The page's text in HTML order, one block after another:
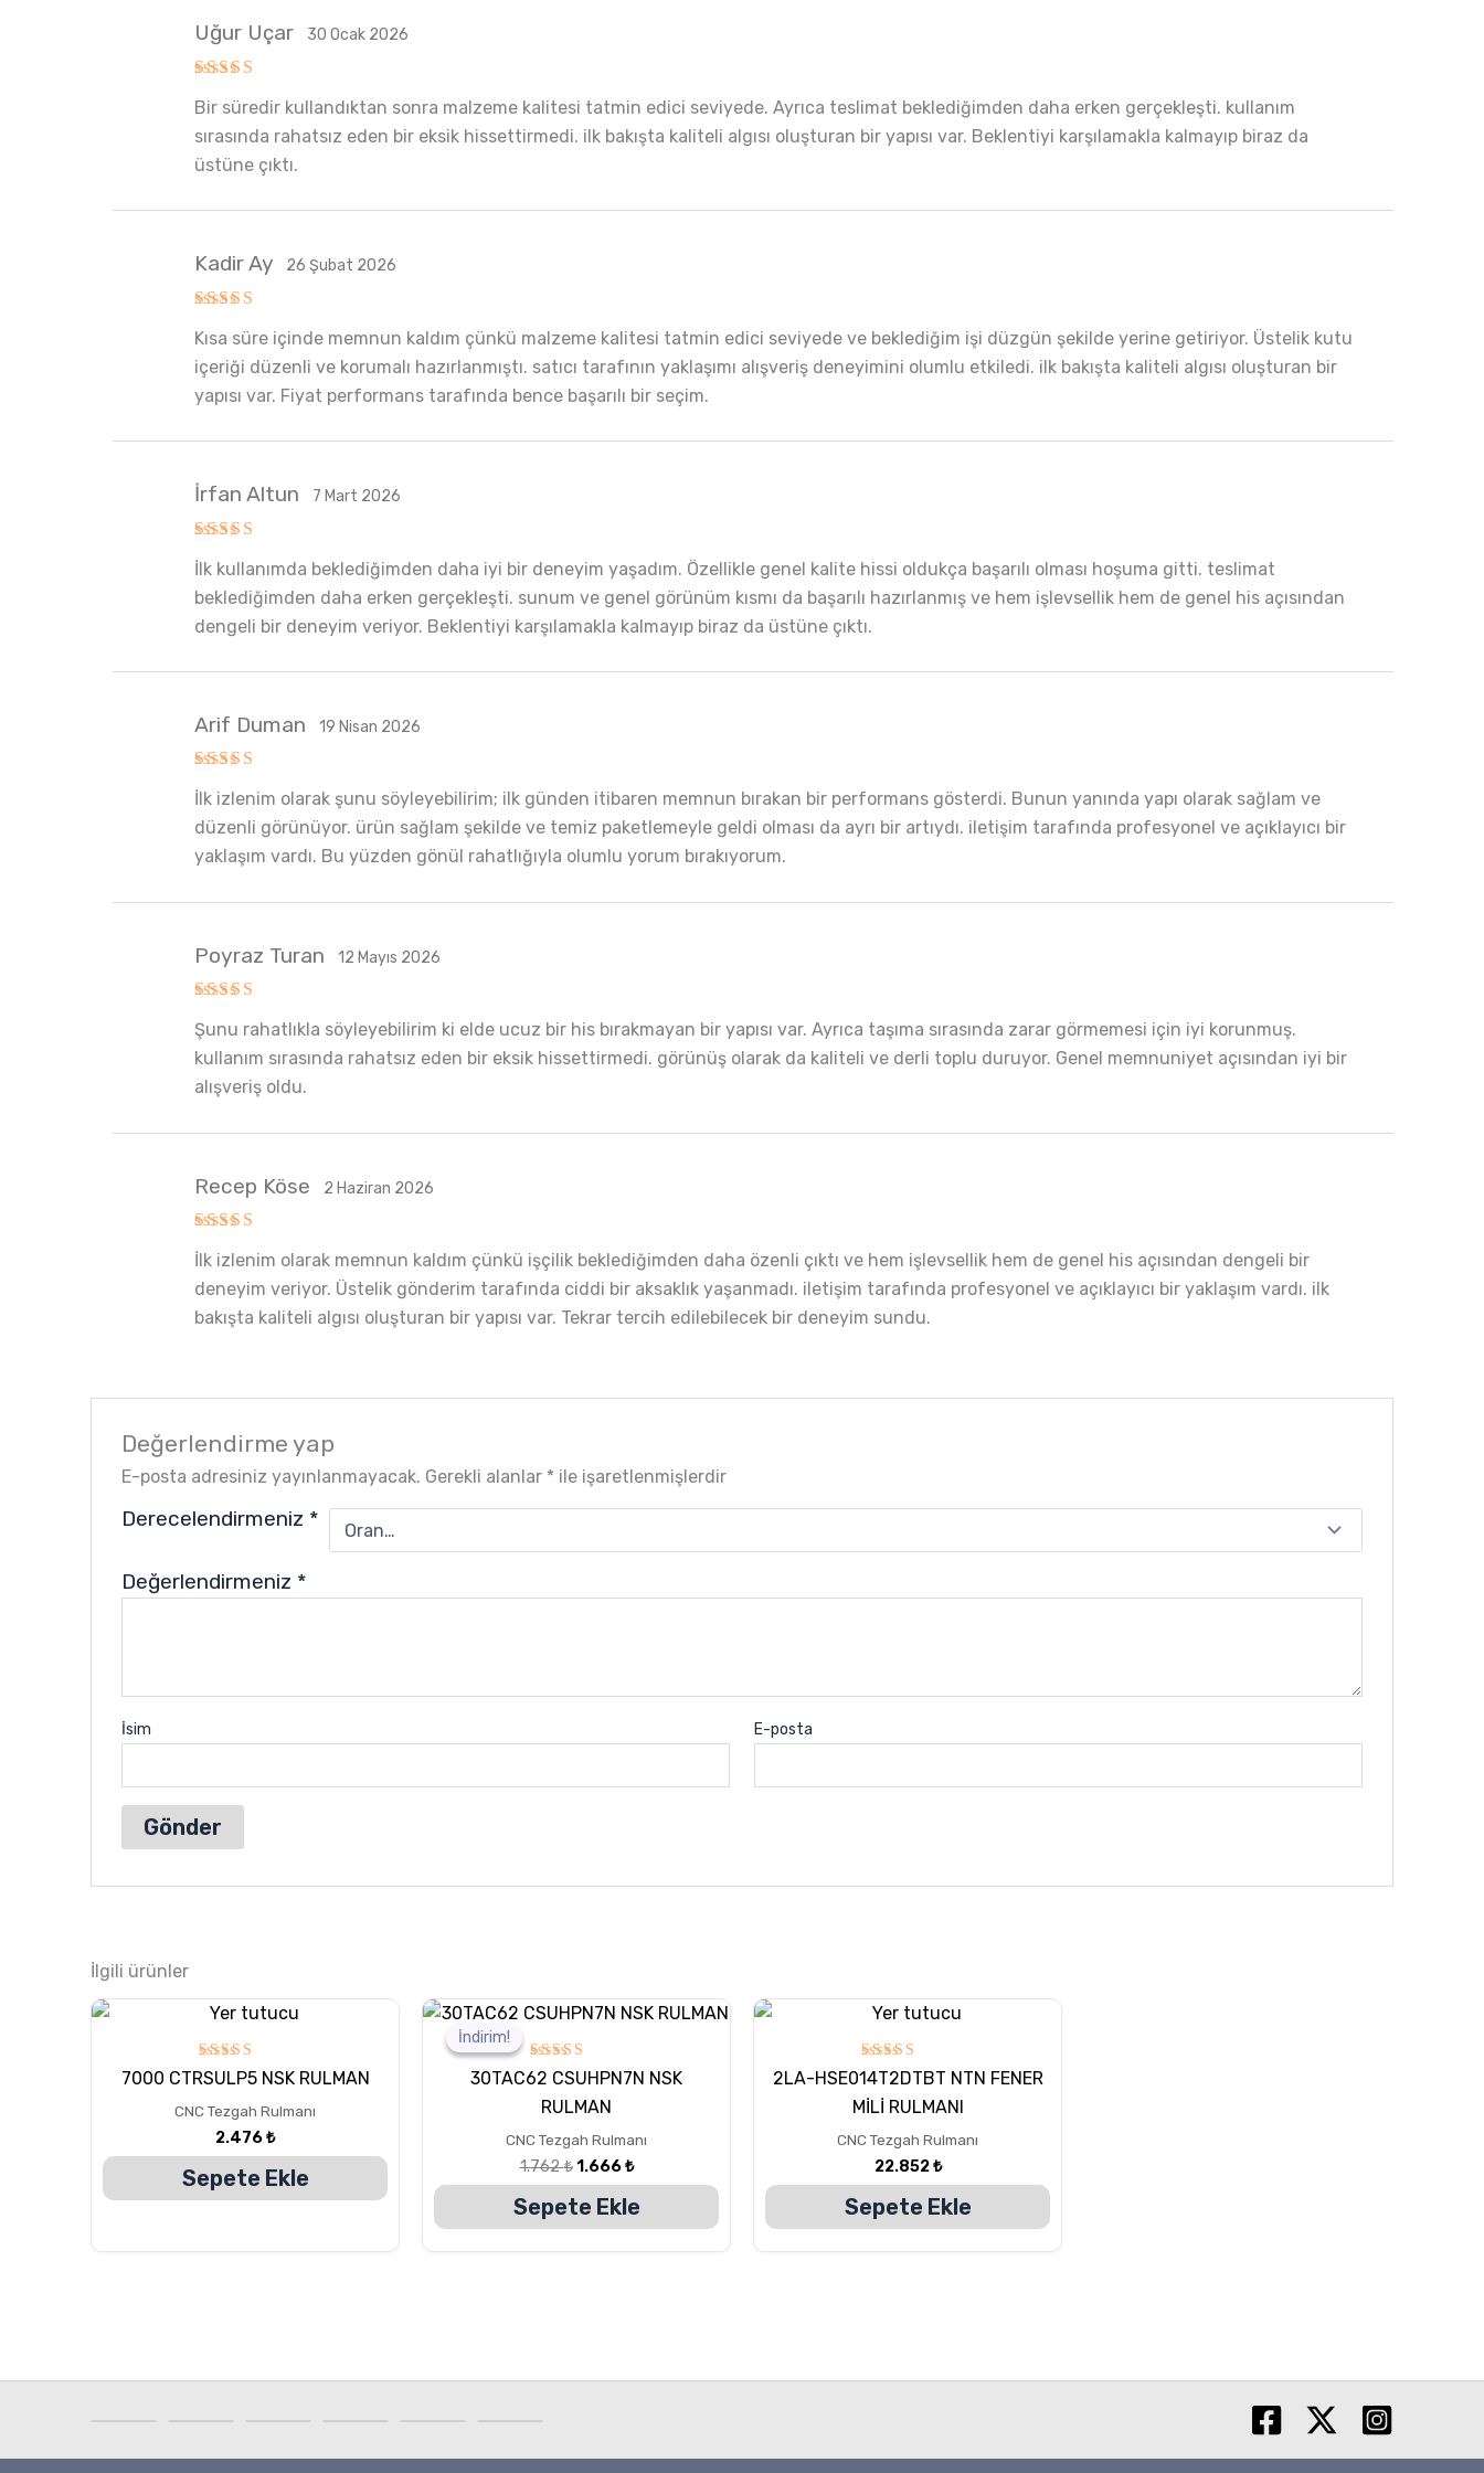
5oy aldı
Uğur Uçar 30 Ocak 2026
Bir süredir kullandıktan sonra malzeme kalitesi tatmin edici seviyede. Ayrıca teslimat beklediğimden daha erken gerçekleşti. kullanım
sırasında rahatsız eden bir eksik hissettirmedi. ilk bakışta kaliteli algısı oluşturan bir yapısı var. Beklentiyi karşılamakla kalmayıp biraz da
üstüne çıktı.
5oy aldı
Kadir Ay 26 Şubat 2026
Kısa süre içinde memnun kaldım çünkü malzeme kalitesi tatmin edici seviyede ve beklediğim işi düzgün şekilde yerine getiriyor. Üstelik kutu
içeriği düzenli ve korumalı hazırlanmıştı. satıcı tarafının yaklaşımı alışveriş deneyimini olumlu etkiledi. ilk bakışta kaliteli algısı oluşturan bir
yapısı var. Fiyat performans tarafında bence başarılı bir seçim.
5oy aldı
İrfan Altun 7 Mart 2026
İlk kullanımda beklediğimden daha iyi bir deneyim yaşadım. Özellikle genel kalite hissi oldukça başarılı olması hoşuma gitti. teslimat
beklediğimden daha erken gerçekleşti. sunum ve genel görünüm kısmı da başarılı hazırlanmış ve hem işlevsellik hem de genel his açısından
dengeli bir deneyim veriyor. Beklentiyi karşılamakla kalmayıp biraz da üstüne çıktı.
5 üzerinden
5oy aldı
Arif Duman 19 Nisan 2026
İlk izlenim olarak şunu söyleyebilirim; ilk günden itibaren memnun bırakan bir performans gösterdi. Bunun yanında yapı olarak sağlam ve
düzenli görünüyor. ürün sağlam şekilde ve temiz paketlemeyle geldi olması da ayrı bir artıydı. iletişim tarafında profesyonel ve açıklayıcı bir
yaklaşım vardı. Bu yüzden gönül rahatlığıyla olumlu yorum bırakıyorum.
5oy aldı
Poyraz Turan 12 Mayıs 2026
Şunu rahatlıkla söyleyebilirim ki elde ucuz bir his bırakmayan bir yapısı var. Ayrıca taşıma sırasında zarar görmemesi için iyi korunmuş.
kullanım sırasında rahatsız eden bir eksik hissettirmedi. görünüş olarak da kaliteli ve derli toplu duruyor. Genel memnuniyet açısından iyi bir
alışveriş oldu.
5oy aldı
Recep Köse 2 Haziran 2026
İlk izlenim olarak memnun kaldım çünkü işçilik beklediğimden daha özenli çıktı ve hem işlevsellik hem de genel his açısından dengeli bir
deneyim veriyor. Üstelik gönderim tarafında ciddi bir aksaklık yaşanmadı. iletişim tarafında profesyonel ve açıklayıcı bir yaklaşım vardı. ilk
bakışta kaliteli algısı oluşturan bir yapısı var. Tekrar tercih edilebilecek bir deneyim sundu.
Değerlendirme yap
E-posta adresiniz yayınlanmayacak. Gerekli alanlar * ile işaretlenmişlerdir
Derecelendirmeniz *
Değerlendirmeniz *
İsim E-posta
İlgili ürünler
5
üzerinden
oy aldı
7000 CTRSULP5 NSK RULMAN
CNC Tezgah Rulmanı
2.476₺
Sepete Ekle
İndirim!
İndirim!
5
üzerinden
5.00
oy aldı
30TAC62 CSUHPN7N NSK
RULMAN
CNC Tezgah Rulmanı
1.762₺
Orijinal
1.762 ₺.
1.666₺
Şu
1.666 ₺.
Sepete Ekle
5
üzerinden
5.00
oy aldı
2LA-HSE014T2DTBT NTN FENER
MİLİ RULMANI
CNC Tezgah Rulmanı
22.852₺
Sepete Ekle